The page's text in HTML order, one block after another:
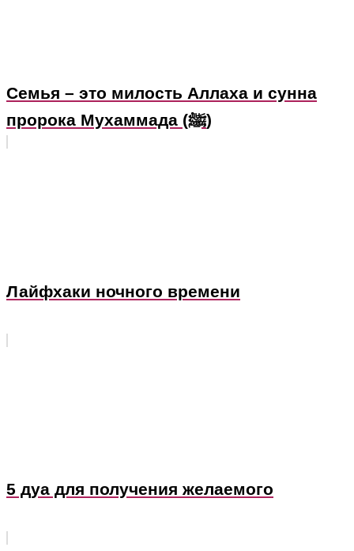
Семья – это милость Аллаха и сунна
пророка Мухаммада (ﷺ)
Лайфхаки ночного времени
5 дуа для получения желаемого